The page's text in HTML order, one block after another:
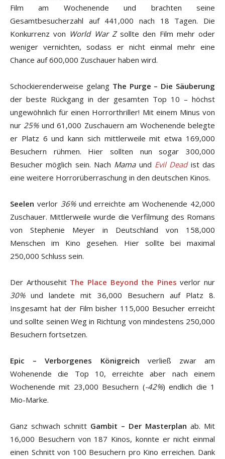
Film am Wochenende und brachten seine
Gesamtbesucherzahl auf 441,000 nach 18 Tagen. Die
Konkurrenz von World War Zsollte den Film mehr oder
weniger vernichten, sodass er nicht einmal mehr eine
Chance auf 600,000 Zuschauer haben wird.
Schockierenderweise gelang The Purge – Die Säuberung
der beste Rückgang in der gesamten Top 10 – höchst
ungewöhnlich für einen Horrorthriller! Mit einem Minus von
nur 25%und 61,000 Zuschauern am Wochenende belegte
er Platz 6 und kann sich mittlerweile mit etwa 169,000
Besuchern rühmen. Hier sollten nun sogar 300,000
Besucher möglich sein. Nach Mamaund Evil Deadist das
eine weitere Horrorüberraschung in den deutschen Kinos.
Seelen verlor 36%und erreichte am Wochenende 42,000
Zuschauer. Mittlerweile wurde die Verfilmung des Romans
von Stephenie Meyer in Deutschland von 158,000
Menschen im Kino gesehen. Hier sollte bei maximal
250,000 Schluss sein.
Der Arthousehit The Place Beyond the Pines verlor nur
30%und landete mit 36,000 Besuchern auf Platz 8.
Insgesamt hat der Film bisher 115,000 Besucher erreicht
und sollte seinen Weg in Richtung von mindestens 250,000
Besuchern fortsetzen.
Epic – Verborgenes Königreich verließ zwar am
Wohenende die Top 10, erreichte aber nach einem
Wochenende mit 23,000 Besuchern (-42%) endlich die 1
Mio-Marke.
Ganz schwach schnitt Gambit – Der Masterplan ab. Mit
16,000 Besuchern von 187 Kinos, konnte er nicht einmal
einen Schnitt von 100 Besuchern pro Kino erreichen. Dank